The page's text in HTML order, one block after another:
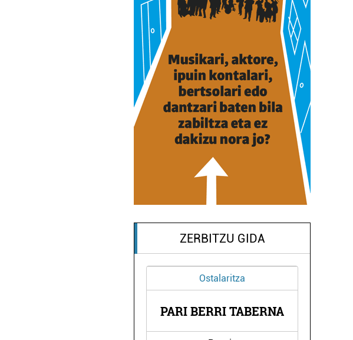
ZERBITZU GIDA
Ostalaritza
PARI BERRI TABERNA